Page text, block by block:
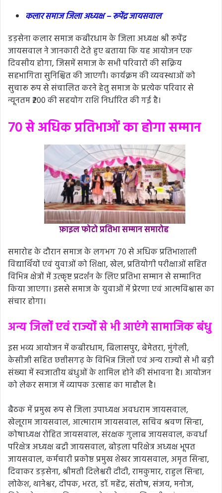
कलार समाज जिला अध्यक्ष – रूपेंद्र जायसवाल
डड़सेना कलार समाज कबीरधाम के जिला अध्यक्ष श्री रूपेंद्र
जायसवाल ने जानकारी देते हुए बताया कि यह आयोजन एक
दिवसीय होगा, जिसमें समाज के सभी परिवारों की सक्रिय
सहभागिता सुनिश्चित की जाएगी। कार्यक्रम की व्यवस्थाओं को
सुचारू रूप से संचालित करने हेतु समाज के प्रत्येक परिवार से
न्यूनतम ₹200 की सहयोग राशि निर्धारित की गई है।
70 से अधिक प्रतिभाओं का होगा सम्मान
फ़ाइल फोटो प्रतिभा सम्मान समारोह
समारोह के दौरान समाज के लगभग 70 से अधिक प्रतिभाशाली
विद्यार्थियों एवं युवाओं को शिक्षा, खेल, प्रतियोगी परीक्षाओं सहित
विभिन्न क्षेत्रों में उत्कृष्ट प्रदर्शन के लिए प्रतिभा सम्मान से सम्मानित
किया जाएगा। इससे समाज के युवाओं में प्रेरणा एवं आत्मविश्वास का
संचार होगा।
अन्य जिलों एवं राज्यों से भी आएंगे सामाजिक बंधु
इस भव्य आयोजन में कबीरधाम, बिलासपुर, बेमेतरा, मुंगेली,
केसीजी सहित छत्तीसगढ़ के विभिन्न जिलों एवं अन्य राज्यों से भी बड़ी
संख्या में स्वजातीय बंधुओं के शामिल होने की संभावना है। आयोजन
को लेकर समाज में व्यापक उत्साह का माहौल है।
बैठक में प्रमुख रूप से जिला उपाध्यक्ष अवधराम जायसवाल,
खेलूराम जायसवाल, आत्माराम जायसवाल, सचिव श्रवण सिन्हा,
कोषाध्यक्ष रोहित जायसवाल, संरक्षक गुलाब जायसवाल, कवर्धा
परिक्षेत्र अध्यक्ष बद्री जायसवाल, बोड़ला परिक्षेत्र अध्यक्ष भूपत
जायसवाल, कर्मचारी प्रकोष्ठ प्रमुख शेखर जायसवाल, अमृत सिन्हा,
दिवाकर डड़सेना, श्रीमती दिलेश्वरी दीदी, रामकुमार, राहुल सिन्हा,
लोकेश, थानेश्वर, दीपक, भरत, डॉ. महेंद्र, संतोष, संजय, मनोज,